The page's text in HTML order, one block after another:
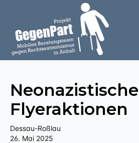
Neonazistische
Flyeraktionen
Dessau-Roßlau
26. Mai 2025